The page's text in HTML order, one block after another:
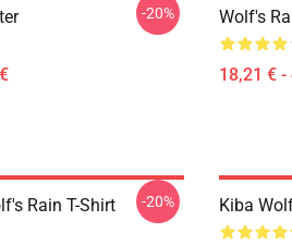
-20% Wolf's
18,21 € -
Rain T-Shirt -20% Kiba